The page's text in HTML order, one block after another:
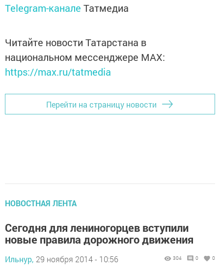
Telegram-канале Татмедиа
Читайте новости Татарстана в
национальном мессенджере MАХ:
https://max.ru/tatmedia
Перейти на страницу новости
НОВОСТНАЯ ЛЕНТА
Сегодня для лениногорцев вступили
новые правила дорожного движения
Ильнур, 29 ноября 2014 - 10:56 304 0 0